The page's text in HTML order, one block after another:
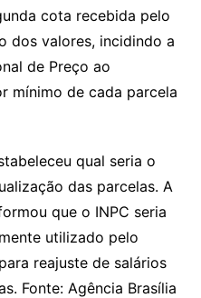
cota recebida pelo
dos valores, incidindo a
de Preço ao
mínimo de cada parcela
qual seria o
das parcelas. A
que o INPC seria
utilizado pelo
reajuste de salários
Fonte: Agência Brasília